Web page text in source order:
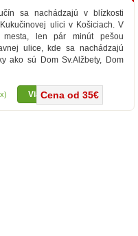
Cena od 35€
sa nachádzajú v blízkosti
ulici v Košiciach. V
mesta, len pár minút pešou
ulice, kde sa nachádzajú
ako sú Dom Sv.Alžbety, Dom
Viac...